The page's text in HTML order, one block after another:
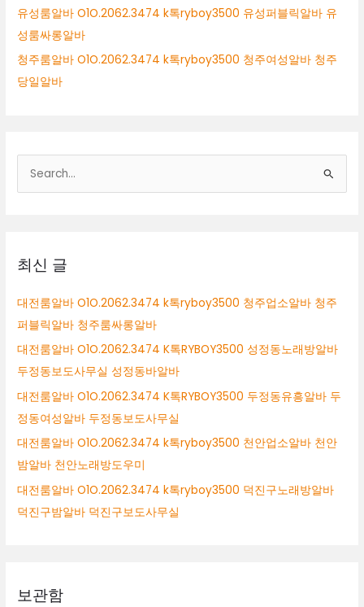
유성룸알바 O1O.2062.3474 k톡ryboy3500 유성퍼블릭알바 유
성룸싸롱알바
청주룸알바 O1O.2062.3474 k톡ryboy3500 청주여성알바 청주
당일알바
색
최신 글
대전룸알바 O1O.2062.3474 k톡ryboy3500 청주업소알바 청주
퍼블릭알바 청주룸싸롱알바
대전룸알바 O1O.2062.3474 K톡RYBOY3500 성정동노래방알바
두정동보도사무실 성정동바알바
대전룸알바 O1O.2062.3474 K톡RYBOY3500 두정동유흥알바 두
정동여성알바 두정동보도사무실
대전룸알바 O1O.2062.3474 k톡ryboy3500 천안업소알바 천안
밤알바 천안노래방도우미
대전룸알바 O1O.2062.3474 k톡ryboy3500 덕진구노래방알바
덕진구밤알바 덕진구보도사무실
보관함